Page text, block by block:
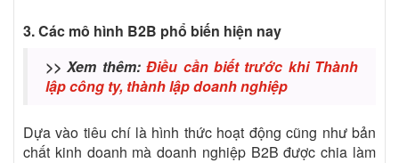
3. Các mô hình B2B phổ biến hiện nay
>> Xem thêm:Điều cần biết trước khi Thành
lập công ty, thành lập doanh nghiệp
Dựa vào tiêu chí là hình thức hoạt động cũng như bản
chất kinh doanh mà doanh nghiệp B2B được chia làm